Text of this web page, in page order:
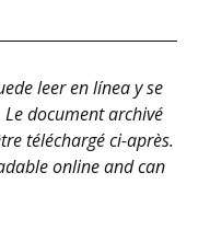
leer en línea y se
document archivé
téléchargé ci-après.
online and can